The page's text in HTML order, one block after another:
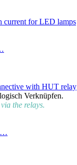
current for LED lamps
with HUT relay
Verknüpfen.
the relays.